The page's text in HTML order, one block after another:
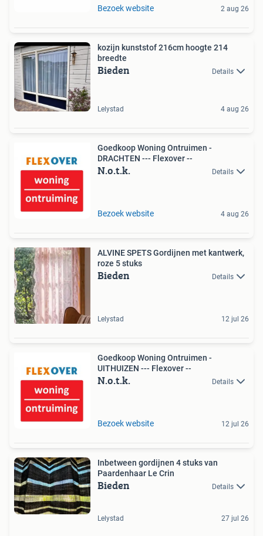
Bezoek website 2 aug 26
kozijn kunststof 216cm hoogte 214
breedte
Bieden Details
Lelystad 4 aug 26
Goedkoop Woning Ontruimen -
DRACHTEN --- Flexover --
N.o.t.k. Details
Bezoek website 4 aug 26
ALVINE SPETS Gordijnen met kantwerk,
roze 5 stuks
Bieden Details
Lelystad 12 jul 26
Goedkoop Woning Ontruimen -
UITHUIZEN --- Flexover --
N.o.t.k. Details
Bezoek website 12 jul 26
Inbetween gordijnen 4 stuks van
Paardenhaar Le Crin
Bieden Details
Lelystad 27 jul 26